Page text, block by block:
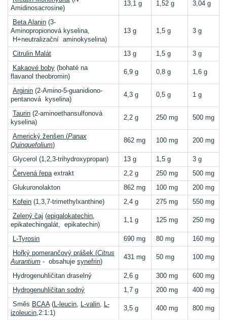
Amidinosacrosine)
13,1 g 1,52 g 3,04 g
Beta Alanin (3-
Aminopropionová kyselina,
H+neutralizační aminokyselina)
13 g 1,5 g 3 g
Citrulin Malát 13 g 1,5 g
3 g
Kakaové boby (bohaté na
flavanol theobromin)
6,9 g 0,8 g 1,6 g
Arginin (2-Amino-5-guanidiono-
pentanová kyselina)
4,3 g 0,5 g 1 g
Taurin (2-aminoethansulfonová
kyselina)
2,2 g 250 mg 500 mg
Americký ženšen (Panax
Quinquefolium)
862 mg 100 mg 200 mg
Glycerol (1,2,3-trihydroxypropan) 13 g 1,5 g
3 g
Červená řepaextrakt 2,2 g 250 mg
500 mg
Glukuronolakton
862 mg 100 mg
200 mg
Kofein (1,3,7-trimethylxanthine) 2,4 g 275 mg
550 mg
Zelený čaj (epigalokatechin,
epikatechingalát, epikatechin)
1,1 g 125 mg 250 mg
L-Tyrosin 690 mg 80 mg
160 mg
Hořký pomerančový prášek (Citrus
Aurantium - obsahuje synefrin)
431 mg 50 mg 100 mg
Hydrogenuhličitan draselný 2,6 g 300 mg
600 mg
Hydrogenuhličitan sodný
1,7 g 200 mg
400 mg
Směs BCAA(L-leucin, L-valin, L-
izoleucin,2:1:1)
3,5 g 400 mg 800 mg